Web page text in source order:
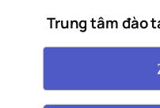
Trung tâm đào